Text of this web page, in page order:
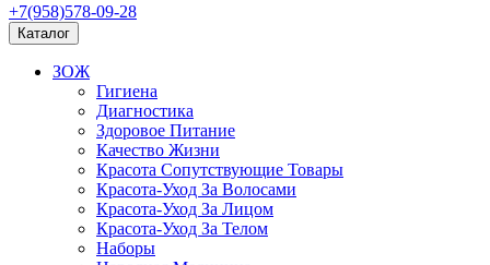
+7(958)578-09-28
Каталог
ЗОЖ
Гигиена
Диагностика
Здоровое Питание
Качество Жизни
Красота Сопутствующие Товары
Красота-Уход За Волосами
Красота-Уход За Лицом
Красота-Уход За Телом
Наборы